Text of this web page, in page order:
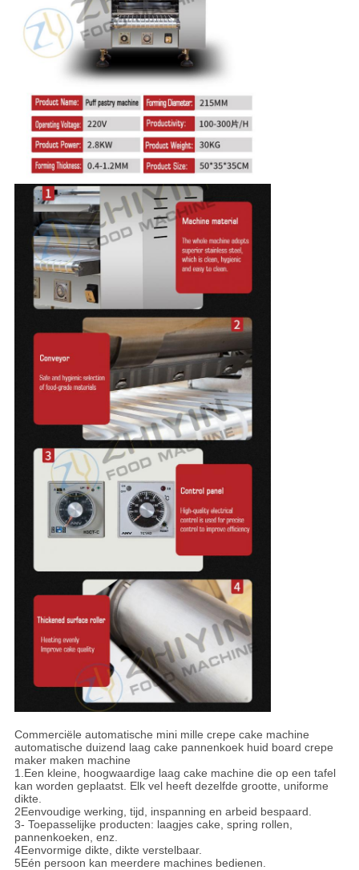
Commerciële automatische mini mille crepe cake machine
automatische duizend laag cake pannenkoek huid board crepe
maker maken machine
1.Een kleine, hoogwaardige laag cake machine die op een tafel
kan worden geplaatst. Elk vel heeft dezelfde grootte, uniforme
dikte.
2Eenvoudige werking, tijd, inspanning en arbeid bespaard.
3- Toepasselijke producten: laagjes cake, spring rollen,
pannenkoeken, enz.
4Eenvormige dikte, dikte verstelbaar.
5Eén persoon kan meerdere machines bedienen.